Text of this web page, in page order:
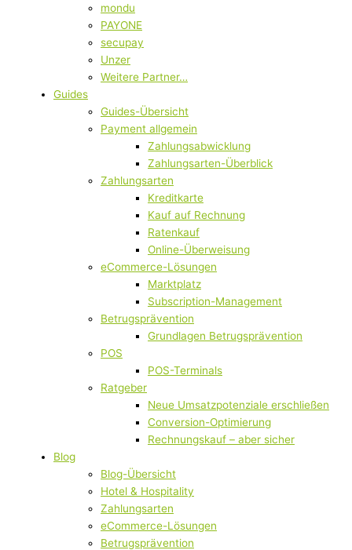
mondu
PAYONE
secupay
Unzer
Weitere Partner…
Guides
Guides-Übersicht
Payment allgemein
Zahlungsabwicklung
Zahlungsarten-Überblick
Zahlungsarten
Kreditkarte
Kauf auf Rechnung
Ratenkauf
Online-Überweisung
eCommerce-Lösungen
Marktplatz
Subscription-Management
Betrugsprävention
Grundlagen Betrugsprävention
POS
POS-Terminals
Ratgeber
Neue Umsatzpotenziale erschließen
Conversion-Optimierung
Rechnungskauf – aber sicher
Blog
Blog-Übersicht
Hotel & Hospitality
Zahlungsarten
eCommerce-Lösungen
Betrugsprävention